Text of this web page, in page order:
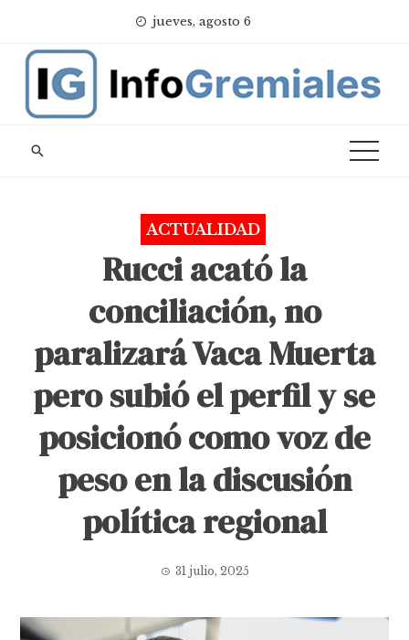
content
jueves, agosto 6
ACTUALIDAD
Rucci acató la
conciliación, no
paralizará Vaca Muerta
pero subió el perfil y se
posicionó como voz de
peso en la discusión
política regional
31 julio, 2025